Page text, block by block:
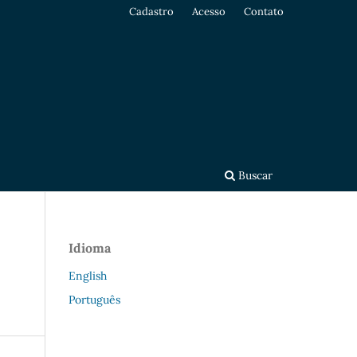
Buscar
Cadastro Acesso Contato
Idioma
English
Português